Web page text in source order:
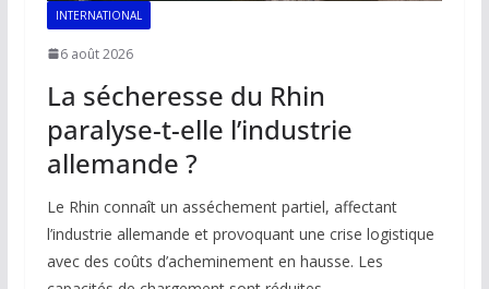
INTERNATIONAL
6 août 2026
La sécheresse du Rhin
paralyse-t-elle l’industrie
allemande ?
Le Rhin connaît un asséchement partiel, affectant
l’industrie allemande et provoquant une crise logistique
avec des coûts d’acheminement en hausse. Les